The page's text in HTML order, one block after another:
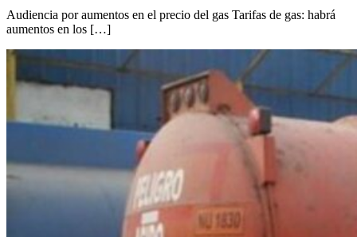
Audiencia por aumentos en el precio del gas Tarifas de gas: habrá
aumentos en los […]